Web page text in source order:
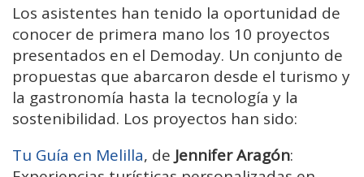
Los asistentes han tenido la oportunidad de
conocer de primera mano los 10 proyectos
presentados en el Demoday. Un conjunto de
propuestas que abarcaron desde el turismo y
la gastronomía hasta la tecnología y la
sostenibilidad. Los proyectos han sido:
Tu Guía en Melilla, de Jennifer Aragón: